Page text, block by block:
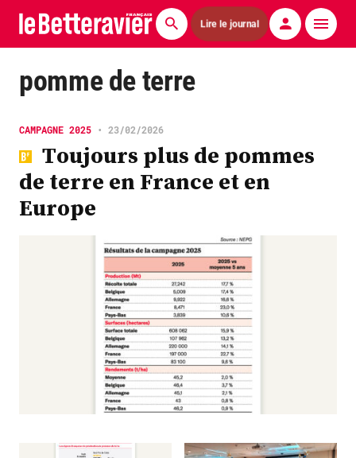
Lire le journal
Actualités
Agronomie
Matériels
La technique ITB
Pommes de terre
Guides pratiques
pomme de terre
CAMPAGNE 2025 • 23/02/2026
Toujours plus de pommes
de terre en France et en
Europe